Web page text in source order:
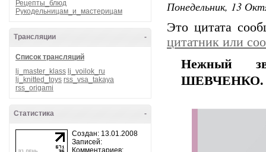
Рецепты_блюд
Рукодельницам_и_мастерицам
-
Трансляции
Список трансляций
lj_master_klass lj_voilok_ru
lj_knitted_toys rss_vsa_takaya
rss_origami
-
Статистика
Создан: 13.01.2008
Записей:
Комментариев:
Понедельник, 13
Это цитата
цитатник или
Нeжный
ШЕВЧЕНКО.